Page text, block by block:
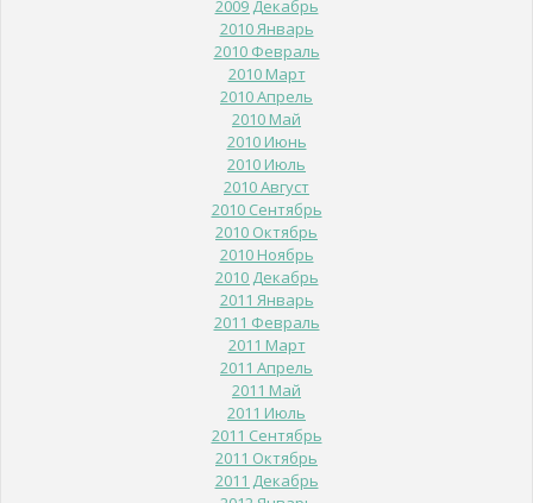
2009 Декабрь
2010 Январь
2010 Февраль
2010 Март
2010 Апрель
2010 Май
2010 Июнь
2010 Июль
2010 Август
2010 Сентябрь
2010 Октябрь
2010 Ноябрь
2010 Декабрь
2011 Январь
2011 Февраль
2011 Март
2011 Апрель
2011 Май
2011 Июль
2011 Сентябрь
2011 Октябрь
2011 Декабрь